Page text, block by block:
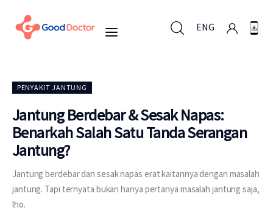
ENG
Untuk Bisnis
Untuk Anda
Mengapa Good Doctor
PENYAKIT JANTUNG
Jantung Berdebar & Sesak Napas:
Benarkah Salah Satu Tanda Serangan
Jantung?
Jantung berdebar dan sesak napas erat kaitannya dengan masalah
jantung. Tapi ternyata bukan hanya pertanya masalah jantung saja,
lho.